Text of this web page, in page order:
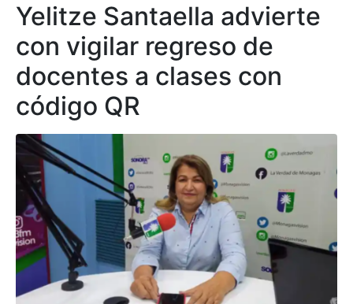
Yelitze Santaella advierte
con vigilar regreso de
docentes a clases con
código QR